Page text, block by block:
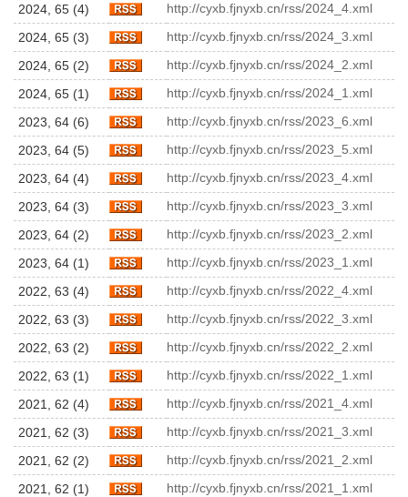
2024, 65 (4)
http://cyxb.fjnyxb.cn/rss/2024_4.xml
2024, 65 (3)
http://cyxb.fjnyxb.cn/rss/2024_3.xml
2024, 65 (2)
http://cyxb.fjnyxb.cn/rss/2024_2.xml
2024, 65 (1)
http://cyxb.fjnyxb.cn/rss/2024_1.xml
2023, 64 (6)
http://cyxb.fjnyxb.cn/rss/2023_6.xml
2023, 64 (5)
http://cyxb.fjnyxb.cn/rss/2023_5.xml
2023, 64 (4)
http://cyxb.fjnyxb.cn/rss/2023_4.xml
2023, 64 (3)
http://cyxb.fjnyxb.cn/rss/2023_3.xml
2023, 64 (2)
http://cyxb.fjnyxb.cn/rss/2023_2.xml
2023, 64 (1)
http://cyxb.fjnyxb.cn/rss/2023_1.xml
2022, 63 (4)
http://cyxb.fjnyxb.cn/rss/2022_4.xml
2022, 63 (3)
http://cyxb.fjnyxb.cn/rss/2022_3.xml
2022, 63 (2)
http://cyxb.fjnyxb.cn/rss/2022_2.xml
2022, 63 (1)
http://cyxb.fjnyxb.cn/rss/2022_1.xml
2021, 62 (4)
http://cyxb.fjnyxb.cn/rss/2021_4.xml
2021, 62 (3)
http://cyxb.fjnyxb.cn/rss/2021_3.xml
2021, 62 (2)
http://cyxb.fjnyxb.cn/rss/2021_2.xml
2021, 62 (1)
http://cyxb.fjnyxb.cn/rss/2021_1.xml